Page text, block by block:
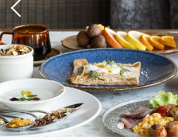
残り2室